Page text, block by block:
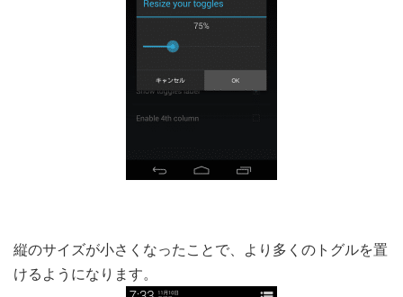
縦のサイズが小さくなったことで、より多くのトグルを置
けるようになります。